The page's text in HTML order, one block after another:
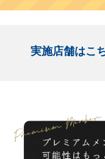
実施店舗はこ